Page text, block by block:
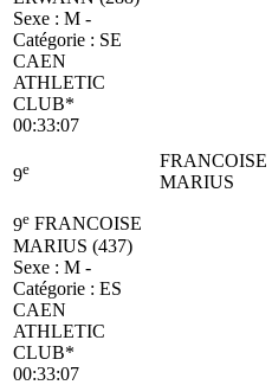
Sexe : M -
Catégorie : SE
CAEN
ATHLETIC
CLUB*
00:33:07
9e
FRANCOISE
MARIUS
9e FRANCOISE
MARIUS (437)
Sexe : M -
Catégorie : ES
CAEN
ATHLETIC
CLUB*
00:33:07